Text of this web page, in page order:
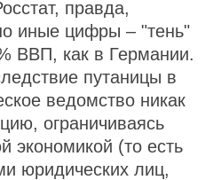
правда,
иные цифры – "тень"
ВВП, как в Германии.
путаницы в
ведомство никак
ограничиваясь
экономикой (то есть
юридических лиц,